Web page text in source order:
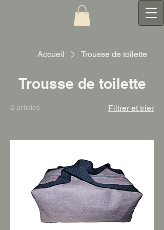
Accueil Trousse de toilette
Trousse de toilette
2 articles Filtrer et trier